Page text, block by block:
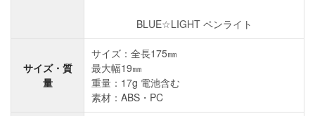
BLUE☆LIGHT ペンライト
サイズ・質
量
サイズ：全長175㎜
最大幅19㎜
重量：17g 電池含む
素材：ABS・PC